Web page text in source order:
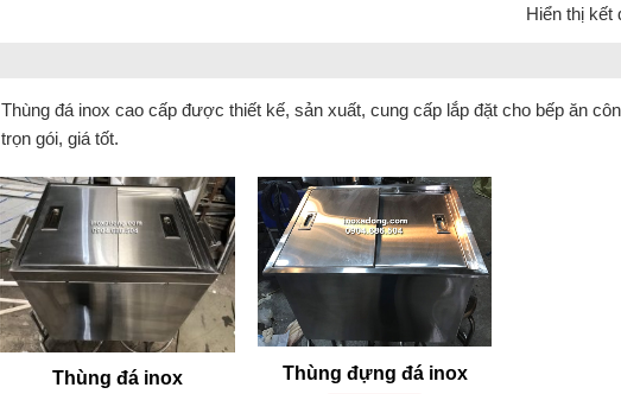
Hiển thị kết
Thùng đá inox cao cấp được thiết kế, sản xuất, cung cấp lắp đặt cho bếp ăn
trọn gói, giá tốt.
Thùng đá inox Thùng đựng đá inox